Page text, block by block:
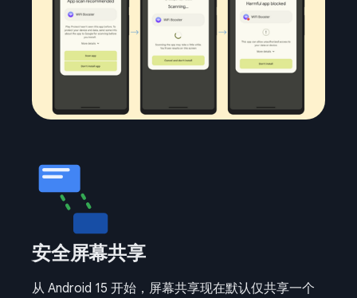
安全屏幕共享
从 Android 15 开始，屏幕共享现在默认仅共享一个